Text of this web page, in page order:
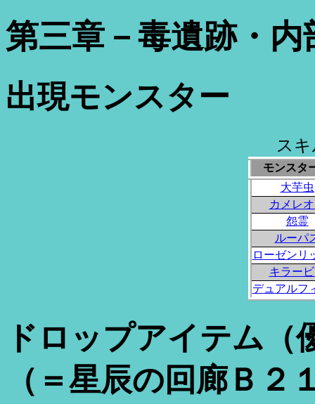
第三章－毒遺跡・内
出現モンスター
ス
モンスタ
大芋虫
カメレ
怨霊
ルーパ
ローゼンリ
キラー
デュアルフ
ドロップアイテム（
（＝星辰の回廊Ｂ２